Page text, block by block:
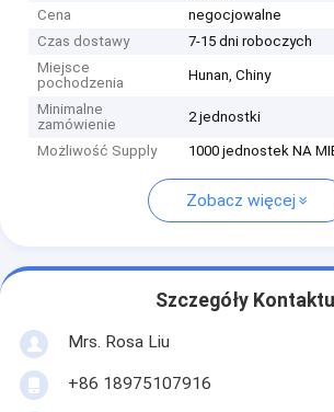
Cena
negocjowalne
Czas dostawy
7-15 dni roboczych
Miejsce
pochodzenia
Hunan, Chiny
Minimalne
zamówienie
2 jednostki
Możliwość Supply 1000 jednostek NA
Zobacz więcej
Szczegóły Kontaktu
Mrs. Rosa Liu
+86 18975107916